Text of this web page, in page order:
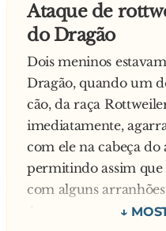
O advogado,
- Eu sou um dos
Portugal! Se não me
processo-o e fico-lhe
O alentejano sorriu e
- O senhor não sabe
coisas no Alentejo.
Napoleónico, ou seja,
pequenas zangas com
Três Pontapés:
Ataque de
do Dragão
Dois meninos
Dragão, quando um
cão, da raça
imediatamente,
com ele na cabeça
permitindo assim que
com alguns
Ao ver a cena, um